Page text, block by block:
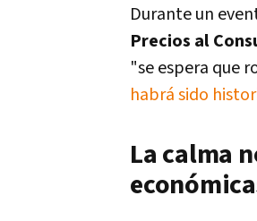
Durante un
Precios al
"se espera que
habrá sido
La calma